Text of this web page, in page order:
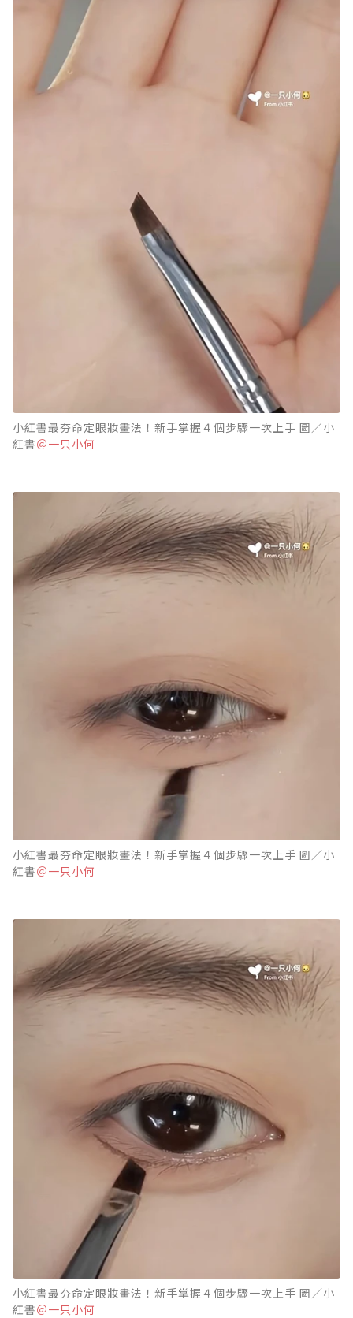
小紅書最夯命定眼妝畫法！新手掌握４個步驟一次上手 圖／小
紅書＠一只小何
小紅書最夯命定眼妝畫法！新手掌握４個步驟一次上手 圖／小
紅書＠一只小何
小紅書最夯命定眼妝畫法！新手掌握４個步驟一次上手 圖／小
紅書＠一只小何